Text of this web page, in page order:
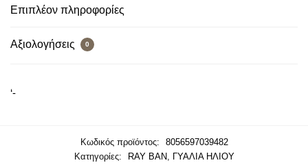
Επιπλέον πληροφορίες
Αξιολογήσεις 0
‘-
Κωδικός προϊόντος:
8056597039482
Κατηγορίες:
RAY BAN, ΓΥΑΛΙΑ ΗΛΙΟΥ